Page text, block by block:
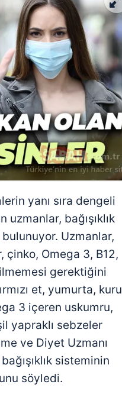
yanı sıra dengeli
bağışıklık
Uzmanlar,
çinko, Omega 3, B12,
gerektiğini
et, yumurta, kuru
3 içeren uskumru,
yapraklı sebzeler
ve Diyet Uzmanı
sisteminin
söyledi.